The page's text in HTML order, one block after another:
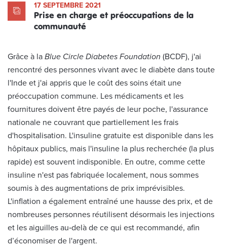
17 SEPTEMBRE 2021
Prise en charge et préoccupations de la
communauté
Grâce à la Blue Circle Diabetes Foundation (BCDF), j'ai
rencontré des personnes vivant avec le diabète dans toute
l'Inde et j'ai appris que le coût des soins était une
préoccupation commune. Les médicaments et les
fournitures doivent être payés de leur poche, l'assurance
nationale ne couvrant que partiellement les frais
d'hospitalisation. L'insuline gratuite est disponible dans les
hôpitaux publics, mais l'insuline la plus recherchée (la plus
rapide) est souvent indisponible. En outre, comme cette
insuline n'est pas fabriquée localement, nous sommes
soumis à des augmentations de prix imprévisibles.
L'inflation a également entraîné une hausse des prix, et de
nombreuses personnes réutilisent désormais les injections
et les aiguilles au‑delà de ce qui est recommandé, afin
d’économiser de l'argent.